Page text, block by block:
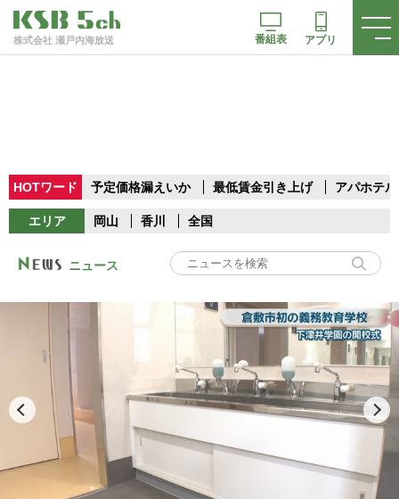
株式会社 瀬戸内海放送 番組表 アプリ
HOTワード 予定価格漏えいか 最低賃金引き上げ アパホテル
エリア 岡山 香川 全国
ニュース